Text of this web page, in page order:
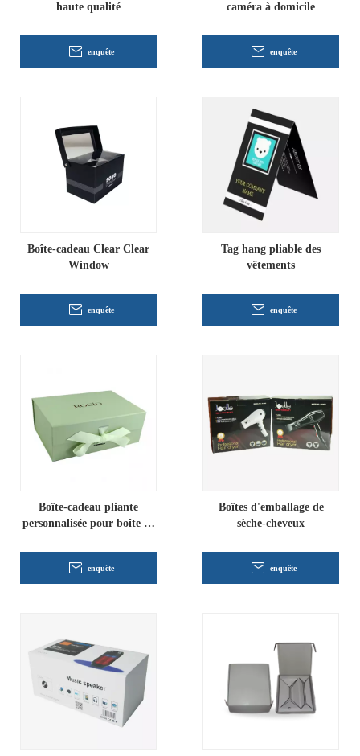
haute qualité
enquête
caméra à domicile
enquête
Boîte-cadeau Clear Clear
Window
enquête
Tag hang pliable des
vêtements
enquête
Boîte-cadeau pliante
personnalisée pour boîte de
enquête
Boîtes d'emballage de
sèche-cheveux
enquête